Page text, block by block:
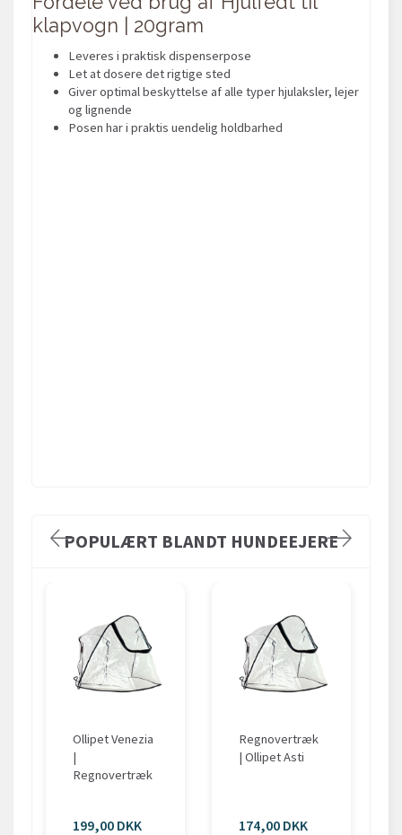
klapvogn | 20gram
Leveres i praktisk dispenserpose
Let at dosere det rigtige sted
Giver optimal beskyttelse af alle typer hjulaksler, lejer
og lignende
Posen har i praktis uendelig holdbarhed
POPULÆRT BLANDT HUNDEEJERE
Ollipet Venezia
|
Regnovertræk
199,00 DKK
Regnovertræk
| Ollipet Asti
174,00 DKK